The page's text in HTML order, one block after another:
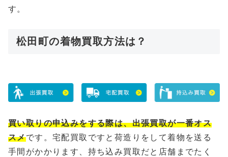
す。
松田町の着物買取方法は？
買い取りの申込みをする際は、出張買取が一番オス
スメです。宅配買取ですと荷造りをして着物を送る
手間がかかります、持ち込み買取だと店舗までたく